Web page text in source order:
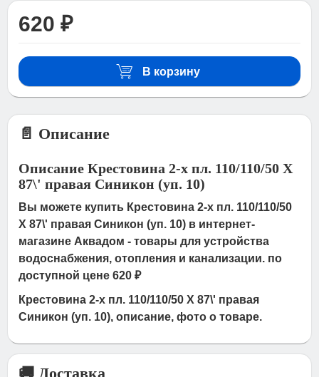
620 ₽
В корзину
📄 Описание
Описание Крестовина 2-х пл. 110/110/50 Х
87\' правая Синикон (уп. 10)
Вы можете купить Крестовина 2-х пл. 110/110/50
Х 87\' правая Синикон (уп. 10) в интернет-
магазине Аквадом - товары для устройства
водоснабжения, отопления и канализации. по
доступной цене 620 ₽
Крестовина 2-х пл. 110/110/50 Х 87\' правая
Синикон (уп. 10), описание, фото о товаре.
🚚 Доставка